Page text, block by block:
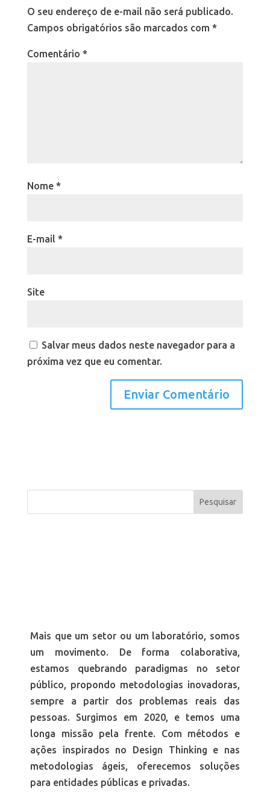
O seu endereço de e-mail não será publicado.
Campos obrigatórios são marcados com *
Comentário *
Nome *
E-mail *
Site
Salvar meus dados neste navegador para a
próxima vez que eu comentar.
Mais que um setor ou um laboratório, somos
um movimento. De forma colaborativa,
estamos quebrando paradigmas no setor
público, propondo metodologias inovadoras,
sempre a partir dos problemas reais das
pessoas. Surgimos em 2020, e temos uma
longa missão pela frente. Com métodos e
ações inspirados no Design Thinking e nas
metodologias ágeis, oferecemos soluções
para entidades públicas e privadas.